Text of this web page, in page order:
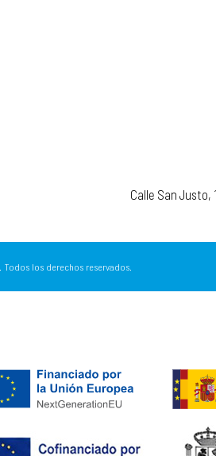
Calle San Justo,
Todos los derechos reservados.